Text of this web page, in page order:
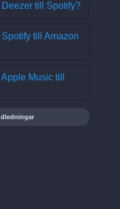
Deezer till Spotify?
till Amazon
Music till